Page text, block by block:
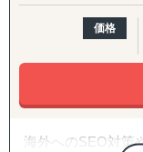
【海外進出パッケ
海外展開の「最初
査・現地規制調査
でを短期集中で実
い風となり、
ビジネスチャンス
の海外展開戦略を
価格
海外へのSEO対策